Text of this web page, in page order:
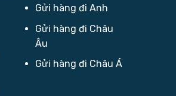
Gửi hàng đi Anh
Gửi hàng đi Châu
Âu
Gửi hàng đi Châu Á